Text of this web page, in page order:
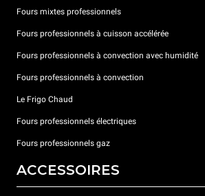
Fours mixtes professionnels
Fours professionnels à cuisson accélérée
Fours professionnels à convection avec humidité
Fours professionnels à convection
Le Frigo Chaud
Fours professionnels électriques
Fours professionnels gaz
ACCESSOIRES